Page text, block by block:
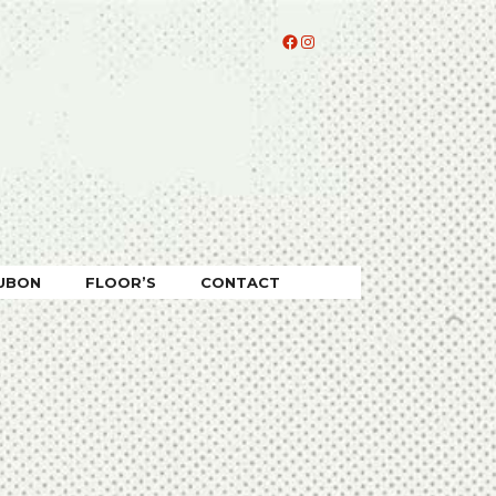
Facebook
Instagram
FLOOR’S CONTACT